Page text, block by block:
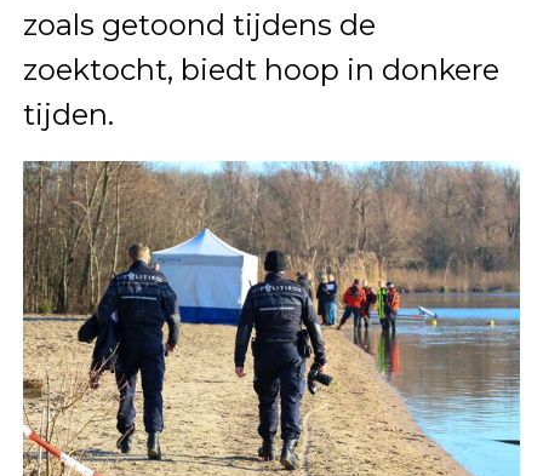
zoals getoond tijdens de
zoektocht, biedt hoop in donkere
tijden.